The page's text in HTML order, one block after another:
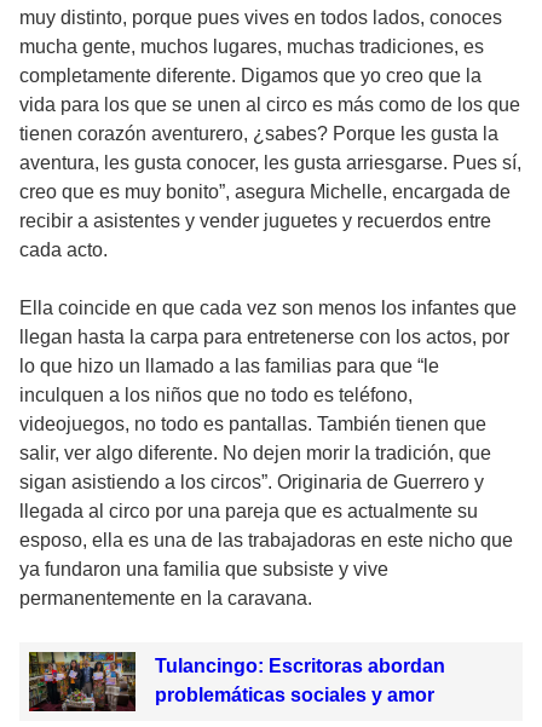
muy distinto, porque pues vives en todos lados, conoces
mucha gente, muchos lugares, muchas tradiciones, es
completamente diferente. Digamos que yo creo que la
vida para los que se unen al circo es más como de los que
tienen corazón aventurero, ¿sabes? Porque les gusta la
aventura, les gusta conocer, les gusta arriesgarse. Pues sí,
creo que es muy bonito”, asegura Michelle, encargada de
recibir a asistentes y vender juguetes y recuerdos entre
cada acto.
Ella coincide en que cada vez son menos los infantes que
llegan hasta la carpa para entretenerse con los actos, por
lo que hizo un llamado a las familias para que “le
inculquen a los niños que no todo es teléfono,
videojuegos, no todo es pantallas. También tienen que
salir, ver algo diferente. No dejen morir la tradición, que
sigan asistiendo a los circos”. Originaria de Guerrero y
llegada al circo por una pareja que es actualmente su
esposo, ella es una de las trabajadoras en este nicho que
ya fundaron una familia que subsiste y vive
permanentemente en la caravana.
Tulancingo: Escritoras abordan
problemáticas sociales y amor